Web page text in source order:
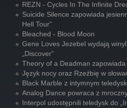
REZN - Cycles In The Infinite
Suicide Silence zapowiada
Hell Tour”
Bleached - Blood Moon
Gene Loves Jezebel wydają
„Discover”
Theory of a Deadman
Język nocy oraz Rzeźbię w
Black Marble z intymnym
Analog Dance powraca z
Interpol udostępnili teledysk do